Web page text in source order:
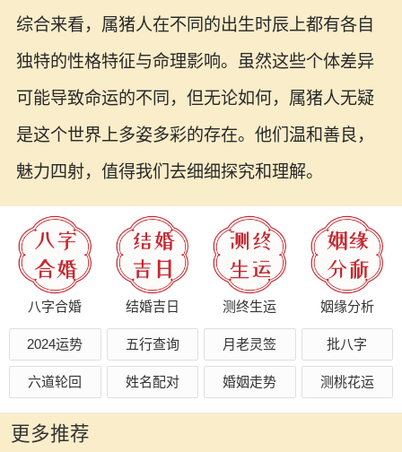
综合来看，属猪人在不同的出生时辰上都有各自
独特的性格特征与命理影响。虽然这些个体差异
可能导致命运的不同，但无论如何，属猪人无疑
是这个世界上多姿多彩的存在。他们温和善良，
魅力四射，值得我们去细细探究和理解。
八字合婚 结婚吉日 测终生运 姻缘分析
2024运势 五行查询 月老灵签 批八字
六道轮回 姓名配对 婚姻走势 测桃花运
更多推荐